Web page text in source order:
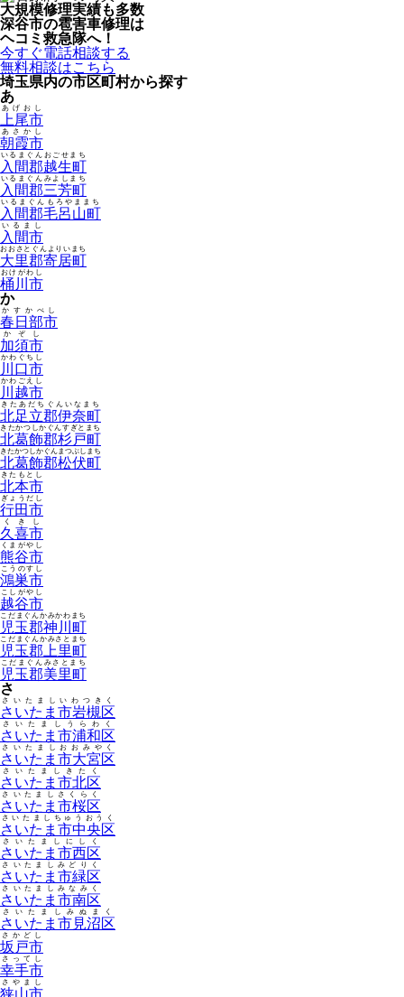
大規模修理実績も多数
深谷市の雹害車修理は
ヘコミ救急隊へ！
今すぐ電話相談する
無料相談はこちら
埼玉県内の市区町村から探す
あ
上尾市
あげおし
朝霞市
あさかし
入間郡越生町
いるまぐんおごせまち
入間郡三芳町
いるまぐんみよしまち
入間郡毛呂山町
いるまぐんもろやままち
入間市
いるまし
大里郡寄居町
おおさとぐんよりいまち
桶川市
おけがわし
か
春日部市
かすかべし
加須市
かぞし
川口市
かわぐちし
川越市
かわごえし
北足立郡伊奈町
きたあだちぐんいなまち
北葛飾郡杉戸町
きたかつしかぐんすぎとまち
北葛飾郡松伏町
きたかつしかぐんまつぶしまち
北本市
きたもとし
行田市
ぎょうだし
久喜市
くきし
熊谷市
くまがやし
鴻巣市
こうのすし
越谷市
こしがやし
児玉郡神川町
こだまぐんかみかわまち
児玉郡上里町
こだまぐんかみさとまち
児玉郡美里町
こだまぐんみさとまち
さ
さいたま市岩槻区
さいたましいわつきく
さいたま市浦和区
さいたましうらわく
さいたま市大宮区
さいたましおおみやく
さいたま市北区
さいたましきたく
さいたま市桜区
さいたましさくらく
さいたま市中央区
さいたましちゅうおうく
さいたま市西区
さいたましにしく
さいたま市緑区
さいたましみどりく
さいたま市南区
さいたましみなみく
さいたま市見沼区
さいたましみぬまく
坂戸市
さかどし
幸手市
さってし
狭山市
さやまし